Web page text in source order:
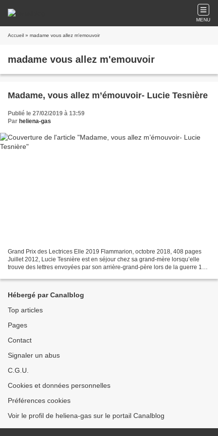
MENU
Accueil » madame vous allez m'emouvoir
madame vous allez m'emouvoir
Madame, vous allez m’émouvoir- Lucie Tesnière
Publié le 27/02/2019 à 13:59
Par heliena-gas
Grand Prix des Lectrices Elle 2019 Flammarion, octobre 2018, 408 pages
Juillet 2012, Lucie Tesnière est en séjour chez sa grand-mère lorsqu’elle
trouve des lettres envoyées par son arrière-grand-père lors de la guerre 14-
Hébergé par Canalblog
Top articles
Pages
Contact
Signaler un abus
C.G.U.
Cookies et données personnelles
Préférences cookies
Voir le profil de heliena-gas sur le portail Canalblog